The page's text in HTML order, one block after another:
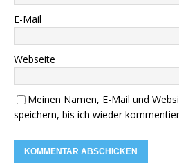
E-Mail
Webseite
Meinen Namen, E-Mail und
speichern, bis ich wieder